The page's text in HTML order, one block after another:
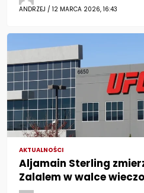
ANDRZEJ / 12 MARCA 2026, 16:43
AKTUALNOŚCI
Aljamain Sterling
Zalalem w walce